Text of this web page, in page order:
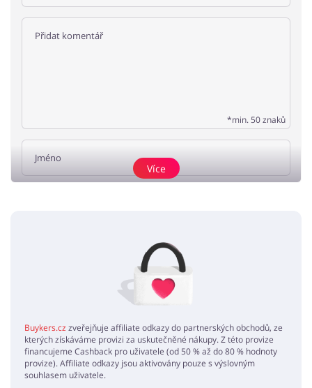
*min. 50 znaků
Žádné elementy nejsou
Více
Buykers.cz zveřejňuje affiliate odkazy do partnerských obchodů, ze
kterých získáváme provizi za uskutečněné nákupy. Z této provize
financujeme Cashback pro uživatele (od 50 % až do 80 % hodnoty
provize). Affiliate odkazy jsou aktivovány pouze s výslovným
souhlasem uživatele.